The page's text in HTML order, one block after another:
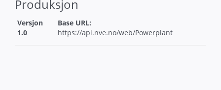
Produksjon
Versjon
1.0
Base URL:
https://api.nve.no/web/Powerplant